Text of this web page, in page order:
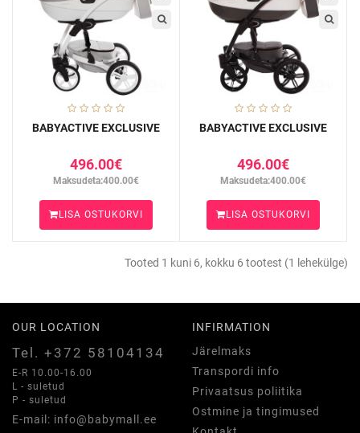
BABYACTIVE EXCLUSIVE
496.00€
Maksudeta:400.00€
LISA OSTUKORVI
BABYACTIVE EXCLUSIVE
496.00€
Maksudeta:400.00€
LISA OSTUKORVI
Tooted 1 kuni 6, kokku 6 tootest (1 lehekülge)
OUR LOCATION
Tel. +372 58104134
E-R 10.00-16.00
L - suletud
P - suletud
E-mail: info@babymall.ee
INFIRMATION
Järelmaks
Transpordi info
Privaatsus poliitika
Ostmine ja tingimused